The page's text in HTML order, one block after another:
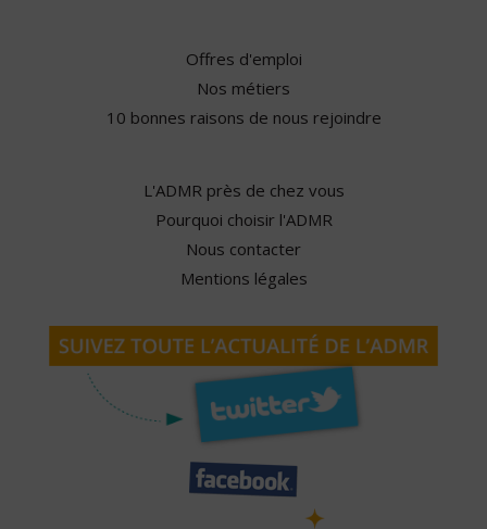
Offres d'emploi
Nos métiers
10 bonnes raisons de nous rejoindre
L'ADMR près de chez vous
Pourquoi choisir l'ADMR
Nous contacter
Mentions légales